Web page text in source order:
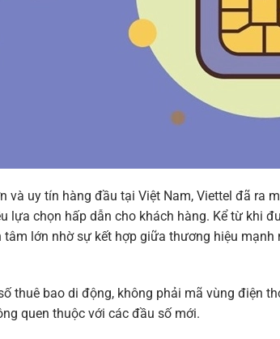
và uy tín hàng đầu tại Việt Nam, Viettel đã ra
lựa chọn hấp dẫn cho khách hàng. Kể từ khi
lớn nhờ sự kết hợp giữa thương hiệu mạnh
thuê bao di động, không phải mã vùng điện
quen thuộc với các đầu số mới.